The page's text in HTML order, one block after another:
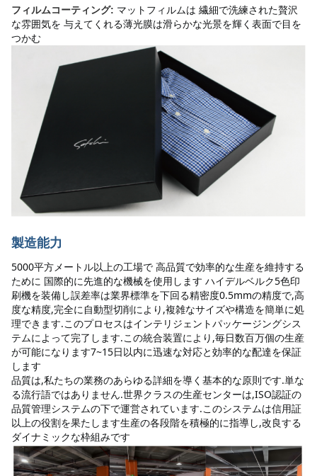
フィルムコーティング: マットフィルムは 繊細で洗練された贅沢
な雰囲気を 与えてくれる薄光膜は滑らかな光景を輝く表面で目を
つかむ
製造能力
5000平方メートル以上の工場で 高品質で効率的な生産を維持する
ために 国際的に先進的な機械を使用します ハイデルベルク5色印
刷機を装備し誤差率は業界標準を下回る精密度0.5mmの精度で,高
度な精度,完全に自動型切削により,複雑なサイズや構造を簡単に処
理できます.このプロセスはインテリジェントパッケージングシス
テムによって完了します.この統合装置により,毎日数百万個の生産
が可能になります7~15日以内に迅速な対応と効率的な配達を保証
します
品質は,私たちの業務のあらゆる詳細を導く基本的な原則です.単な
る流行語ではありません.世界クラスの生産センターは,ISO認証の
品質管理システムの下で運営されています.このシステムは信用証
以上の役割を果たします生産の各段階を積極的に指導し,改良する
ダイナミックな枠組みです